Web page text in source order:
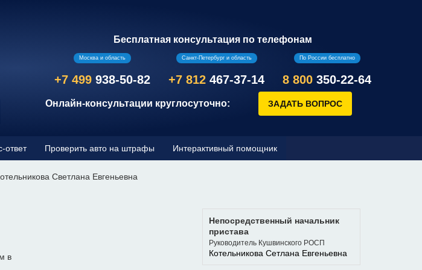
Бесплатная консультация по телефонам
Москва и область
+7 499 938-50-82
Санкт-Петербург и область
+7 812 467-37-14
По России бесплатно
8 800 350-22-64
Онлайн-консультации круглосуточно:
ответ Проверить авто на штрафы Интерактивный помощник
Светлана Евгеньевна
в
Непосредственный начальник
пристава
Руководитель Кушвинского РОСП
Котельникова Сетлана Евгеньевна